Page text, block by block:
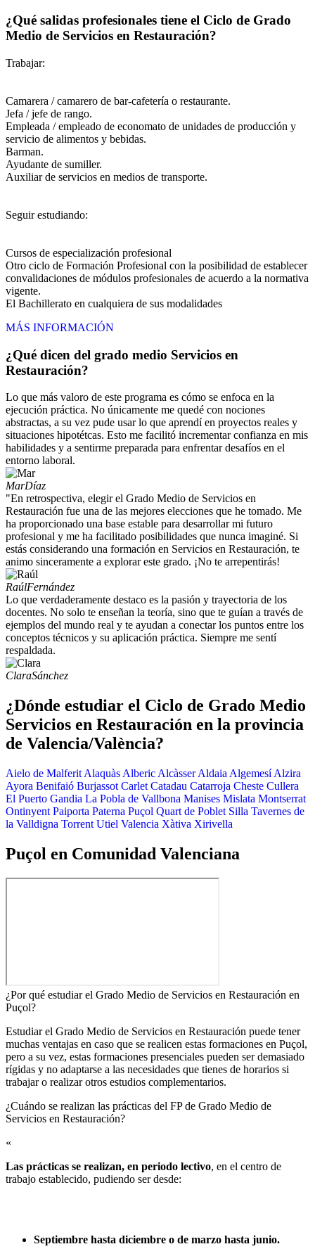
¿Qué salidas profesionales tiene el Ciclo de Grado
Medio de Servicios en Restauración?
Trabajar:
Camarera / camarero de bar-cafetería o restaurante.
Jefa / jefe de rango.
Empleada / empleado de economato de unidades de producción y
servicio de alimentos y bebidas.
Barman.
Ayudante de sumiller.
Auxiliar de servicios en medios de transporte.
Seguir estudiando:
Cursos de especialización profesional
Otro ciclo de Formación Profesional con la posibilidad de establecer
convalidaciones de módulos profesionales de acuerdo a la normativa
vigente.
El Bachillerato en cualquiera de sus modalidades
MÁS INFORMACIÓN
¿Qué dicen del grado medio Servicios en
Restauración?
Lo que más valoro de este programa es cómo se enfoca en la
ejecución práctica. No únicamente me quedé con nociones
abstractas, a su vez pude usar lo que aprendí en proyectos reales y
situaciones hipotétcas. Esto me facilitó incrementar confianza en mis
habilidades y a sentirme preparada para enfrentar desafíos en el
entorno laboral.
MarDíaz
"En retrospectiva, elegir el Grado Medio de Servicios en
Restauración fue una de las mejores elecciones que he tomado. Me
ha proporcionado una base estable para desarrollar mi futuro
profesional y me ha facilitado posibilidades que nunca imaginé. Si
estás considerando una formación en Servicios en Restauración, te
animo sinceramente a explorar este grado. ¡No te arrepentirás!
RaúlFernández
Lo que verdaderamente destaco es la pasión y trayectoria de los
docentes. No solo te enseñan la teoría, sino que te guían a través de
ejemplos del mundo real y te ayudan a conectar los puntos entre los
conceptos técnicos y su aplicación práctica. Siempre me sentí
respaldada.
ClaraSánchez
¿Dónde estudiar el Ciclo de Grado Medio
Servicios en Restauración en la provincia
de Valencia/València?
Aielo de Malferit Alaquàs Alberic Alcàsser Aldaia Algemesí Alzira
Ayora Benifaió Burjassot Carlet Catadau Catarroja Cheste Cullera
El Puerto Gandia La Pobla de Vallbona Manises Mislata Montserrat
Ontinyent Paiporta Paterna Puçol Quart de Poblet Silla Tavernes de
la Valldigna Torrent Utiel Valencia Xàtiva Xirivella
Puçol en Comunidad Valenciana
¿Por qué estudiar el Grado Medio de Servicios en Restauración en
Puçol?
Estudiar el Grado Medio de Servicios en Restauración puede tener
muchas ventajas en caso que se realicen estas formaciones en Puçol,
pero a su vez, estas formaciones presenciales pueden ser demasiado
rígidas y no adaptarse a las necesidades que tienes de horarios si
trabajar o realizar otros estudios complementarios.
¿Cuándo se realizan las prácticas del FP de Grado Medio de
Servicios en Restauración?​
«
Las prácticas se realizan, en periodo lectivo, en el centro de
trabajo establecido, pudiendo ser desde:
Septiembre hasta diciembre o de marzo hasta junio.